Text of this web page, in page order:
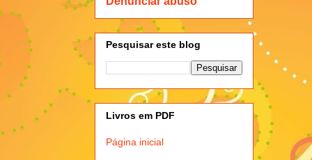
Pesquisar este blog
Livros em PDF
Página inicial